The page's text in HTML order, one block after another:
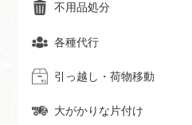
不用品処分
各種代行
引っ越し・荷物移動
大がかりな片付け